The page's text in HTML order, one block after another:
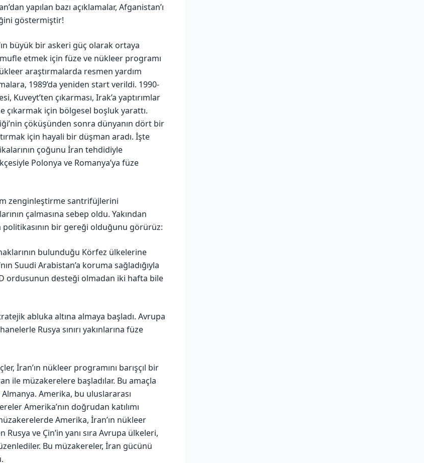
yapılan bazı açıklamalar, Afganistan’ı
göstermiştir!
büyük bir askeri güç olarak ortaya
etmek için füze ve nükleer programı
araştırmalarda resmen yardım
1989’da yeniden start verildi. 1990-
Kuveyt’ten çıkarması, Irak’a yaptırımlar
çıkarmak için bölgesel boşluk yarattı.
çöküşünden sonra dünyanın dört bir
için hayali bir düşman aradı. İşte
çoğunu İran tehdidiyle
Polonya ve Romanya’ya füze
zenginleştirme santrifüjlerini
çalmasına sebep oldu. Yakından
bir gereği olduğunu görürüz:
bulunduğu Körfez ülkelerine
Suudi Arabistan’a koruma sağladığıyla
ordusunun desteği olmadan iki hafta bile
abluka altına almaya başladı. Avrupa
Rusya sınırı yakınlarına füze
İran’ın nükleer programını barışçıl bir
ile müzakerelere başladılar. Bu amaçla
Amerika, bu uluslararası
Amerika’nın doğrudan katılımı
Amerika, İran’ın nükleer
ve Çin’in yanı sıra Avrupa ülkeleri,
Bu müzakereler, İran gücünü